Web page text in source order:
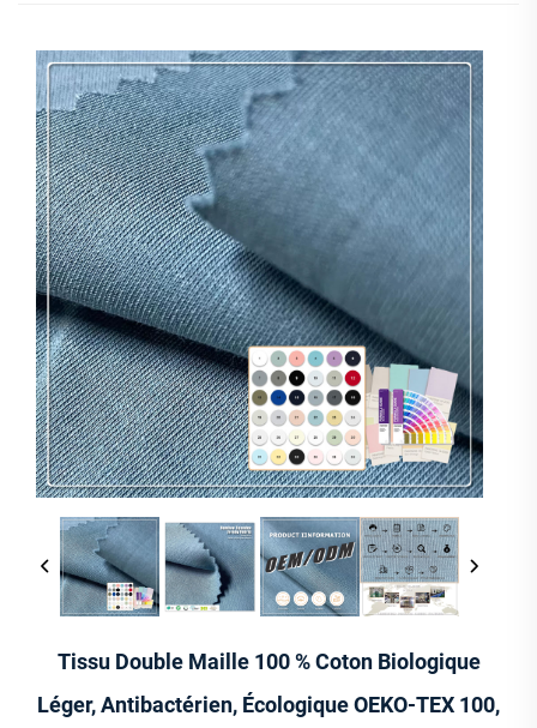
Tissu Double Maille 100 % Coton Biologique
Léger, Antibactérien, Écologique OEKO-TEX 100,